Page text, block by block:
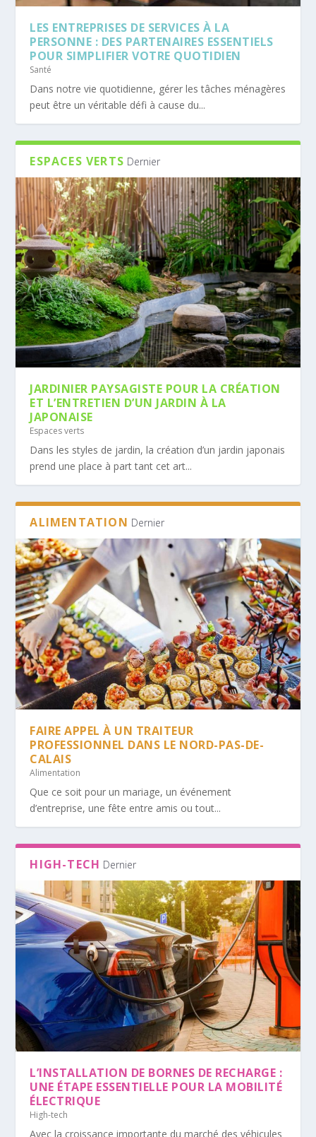
LES ENTREPRISES DE SERVICES À LA
PERSONNE : DES PARTENAIRES ESSENTIELS
POUR SIMPLIFIER VOTRE QUOTIDIEN
Santé
Dans notre vie quotidienne, gérer les tâches ménagères
peut être un véritable défi à cause du...
ESPACES VERTS Dernier
JARDINIER PAYSAGISTE POUR LA CRÉATION
ET L’ENTRETIEN D’UN JARDIN À LA
JAPONAISE
Espaces verts
Dans les styles de jardin, la création d’un jardin japonais
prend une place à part tant cet art...
ALIMENTATION Dernier
FAIRE APPEL À UN TRAITEUR
PROFESSIONNEL DANS LE NORD-PAS-DE-
CALAIS
Alimentation
Que ce soit pour un mariage, un événement
d’entreprise, une fête entre amis ou tout...
HIGH-TECH Dernier
L’INSTALLATION DE BORNES DE RECHARGE :
UNE ÉTAPE ESSENTIELLE POUR LA MOBILITÉ
ÉLECTRIQUE
High-tech
Avec la croissance importante du marché des véhicules